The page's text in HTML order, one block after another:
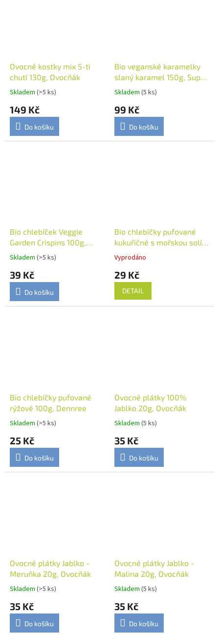
Ovocné kostky mix 5-ti
chutí 130g, Ovocňák
Skladem (>5 ks)
149 Kč
Do košíku
Bio veganské karamelky
slaný karamel 150g, Super
Fudgio
Skladem (5 ks)
99 Kč
Do košíku
Bio chlebíček Veggie
Garden Crispins 100g,
Extrudo
Skladem (>5 ks)
39 Kč
Do košíku
Bio chlebíčky pufované
kukuřičné s mořskou solí
100g, Dennree
Vyprodáno
29 Kč
DETAIL
Bio chlebíčky pufované
rýžové 100g, Dennree
Skladem (>5 ks)
25 Kč
Do košíku
Ovocné plátky 100%
Jablko 20g, Ovocňák
Skladem (5 ks)
35 Kč
Do košíku
Ovocné plátky Jablko -
Meruňka 20g, Ovocňák
Skladem (>5 ks)
35 Kč
Do košíku
Ovocné plátky Jablko -
Malina 20g, Ovocňák
Skladem (5 ks)
35 Kč
Do košíku